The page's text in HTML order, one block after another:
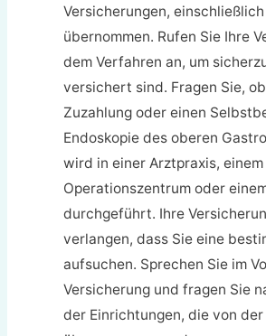
Versicherungen,
übernommen. Rufen Sie Ihre
dem Verfahren an, um
versichert sind. Fragen Sie,
Zuzahlung oder einen
Endoskopie des oberen
wird in einer Arztpraxis,
Operationszentrum oder
durchgeführt. Ihre
verlangen, dass Sie eine
aufsuchen. Sprechen Sie im
Versicherung und fragen Sie
der Einrichtungen, die von